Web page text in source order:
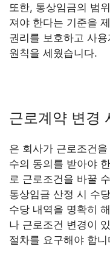
또한, 통상임금의 범
져야 한다는 기준을
권리를 보호하고 사
원칙을 세웠습니다.
근로계약 변경
은 회사가 근로조건
수의 동의를 받아야
로 근로조건을 바꿀
통상임금 산정 시 수
수당 내역을 명확히
나 근로조건 변경이
절차를 요구해야 합니